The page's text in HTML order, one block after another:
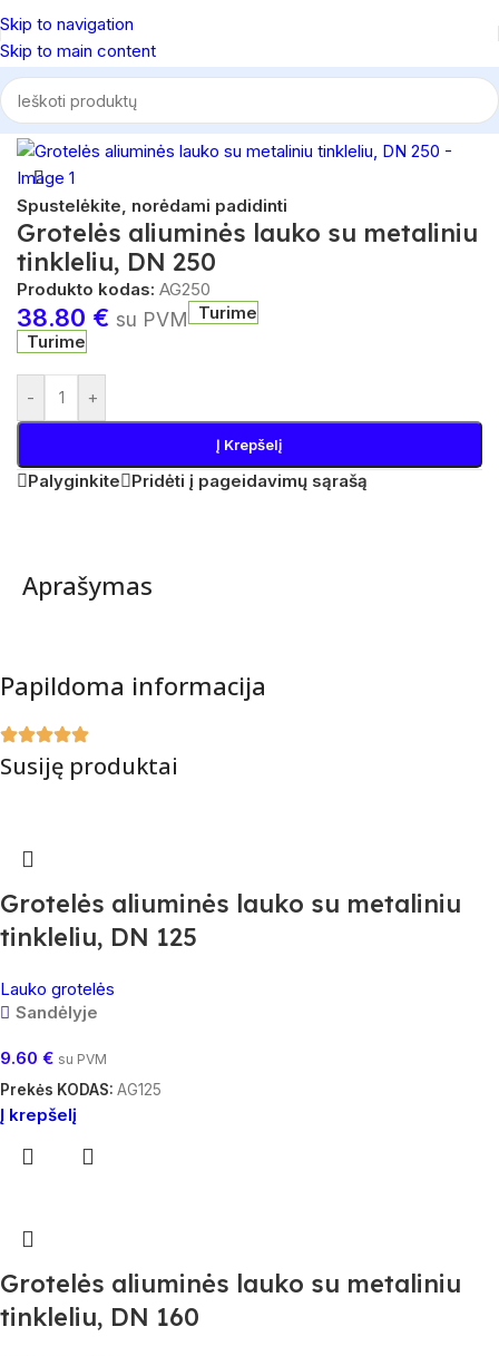
Skip to navigation
Skip to main content
Pradžia/Vėdinimas/Lauko grotelės
Spustelėkite, norėdami padidinti
Grotelės aliuminės lauko su metaliniu
tinkleliu, DN 250
Produkto kodas: AG250
38.80 € su PVM
Turime
Turime
- +
Į Krepšelį
Palyginkite Pridėti į pageidavimų sąrašą
Aprašymas
Papildoma informacija
Susiję produktai
Grotelės aliuminės lauko su metaliniu
tinkleliu, DN 125
Lauko grotelės
Sandėlyje
9.60 € su PVM
Prekės KODAS: AG125
Į krepšelį
Grotelės aliuminės lauko su metaliniu
tinkleliu, DN 160